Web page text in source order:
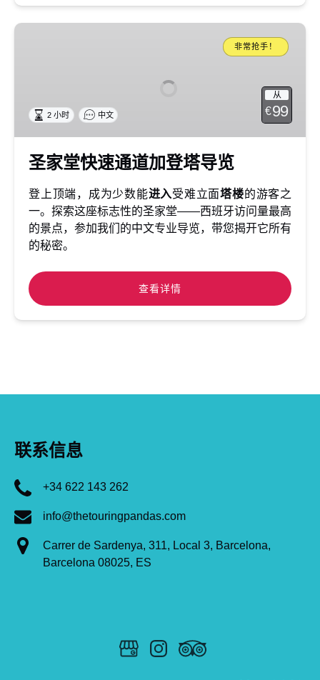
圣
非常抢手！
从
€99
2 小时 中文
圣家堂快速通道加登塔导览
登上顶端，成为少数能进入受难立面塔楼的游客之
一。探索这座标志性的圣家堂——西班牙访问量最高
的景点，参加我们的中文专业导览，带您揭开它所有
的秘密。
查看详情
联系信息
+34 622 143 262
info@thetouringpandas.com
Carrer de Sardenya, 311, Local 3, Barcelona,
Barcelona 08025, ES